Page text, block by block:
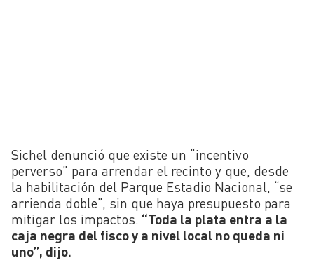
Sichel denunció que existe un “incentivo
perverso” para arrendar el recinto y que, desde
la habilitación del Parque Estadio Nacional, “se
arrienda doble”, sin que haya presupuesto para
mitigar los impactos. “Toda la plata entra a la
caja negra del fisco y a nivel local no queda ni
uno”, dijo.